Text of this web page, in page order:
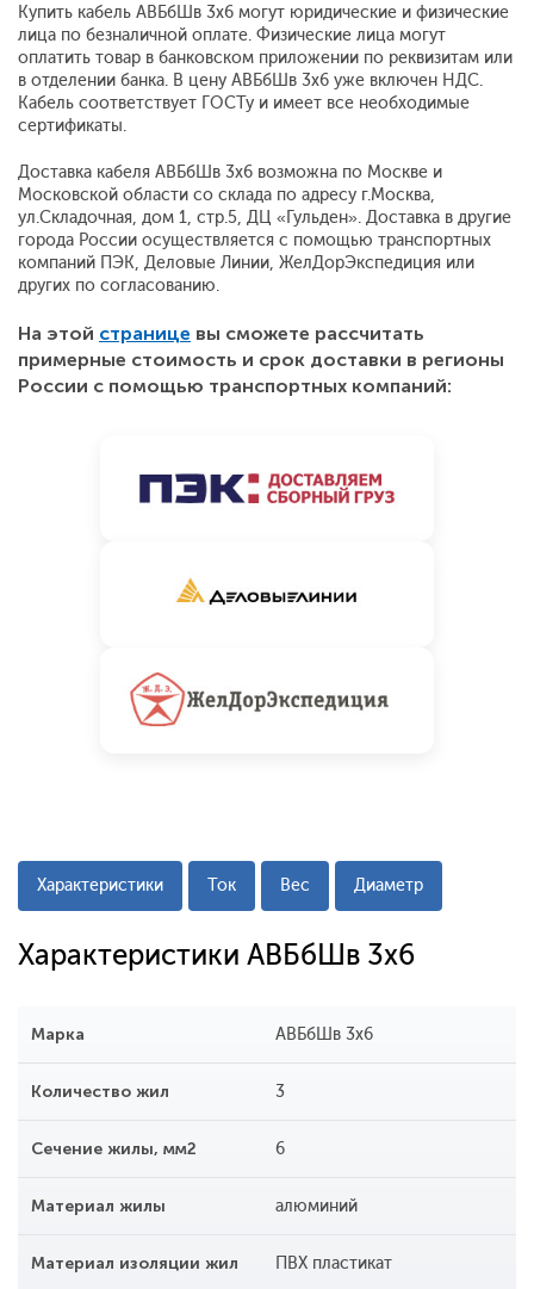
Купить кабель АВБбШв 3x6 могут юридические и физические
лица по безналичной оплате. Физические лица могут
оплатить товар в банковском приложении по реквизитам или
в отделении банка. В цену АВБбШв 3x6 уже включен НДС.
Кабель соответствует ГОСТу и имеет все необходимые
сертификаты.
Доставка кабеля АВБбШв 3x6 возможна по Москве и
Московской области со склада по адресу г.Москва,
ул.Складочная, дом 1, стр.5, ДЦ «Гульден». Доставка в другие
города России осуществляется с помощью транспортных
компаний ПЭК, Деловые Линии, ЖелДорЭкспедиция или
других по согласованию.
На этой странице вы сможете рассчитать
примерные стоимость и срок доставки в регионы
России с помощью транспортных компаний:
Характеристики Ток Вес Диаметр
Характеристики АВБбШв 3x6
Марка АВБбШв 3x6
Количество жил 3
Сечение жилы, мм2 6
Материал жилы алюминий
Материал изоляции жил ПВХ пластикат